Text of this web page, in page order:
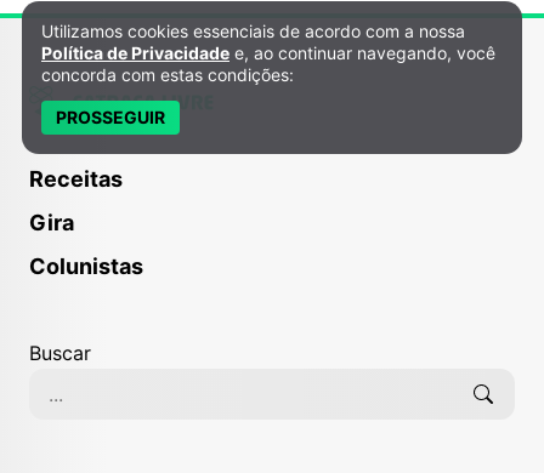
Receitas
Gira
Colunistas
Buscar
Política de Privacidade e Cookies
Utilizamos cookies essenciais de acordo com a nossa
Política de Privacidade e, ao continuar navegando, você
concorda com estas condições:
PROSSEGUIR